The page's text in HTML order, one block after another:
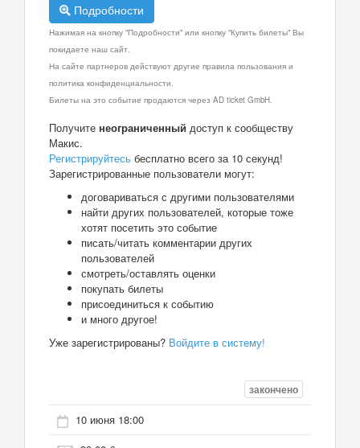
Подробности
Нажимая на кнопку "Подробности" или кнопку "Купить билеты" Вы
покидаете наш сайт.
На сайте партнеров действуют другие правила пользования и
политика конфиденциальности.
Билеты на это событие продаются через AD ticket GmbH.
Получите неограниченный доступ к сообществу
Макис.
Регистрируйтесь бесплатно всего за 10 секунд!
Зарегистрированные пользователи могут:
договариваться с другими пользователями
найти других пользователей, которые тоже
хотят посетить это событие
писать/читать комментарии других
пользователей
смотреть/оставлять оценки
покупать билеты
присоединиться к событию
и много другое!
Уже зарегистрированы? Войдите в систему!
закончено
10 июня 18:00